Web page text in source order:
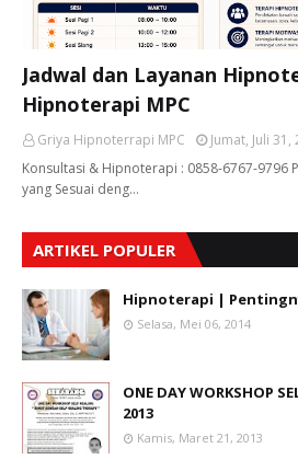
Jadwal dan Layanan
Hipnoterapi MPC
Griya Hipnoterrapi MPC
Jumat, Juli 31,
Konsultasi & Hipnoterapi : 0858-6767-9796
yang Sesuai deng…
ARTIKEL POPULER
Hipnoterapi |
Selasa, Mei 06, 2014
ONE DAY WORKSHOP
2013
Kamis, Maret 21, 2013